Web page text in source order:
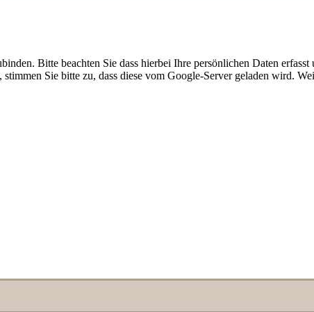
Bitte beachten Sie dass hierbei Ihre persönlichen Daten erfasst
Sie bitte zu, dass diese vom Google-Server geladen wird.